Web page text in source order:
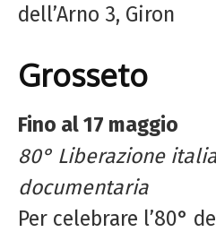
dell’Arno 3, Giron
Grosseto
Fino al 17 maggio
80° Liberazione
documentaria
Per celebrare l’80°